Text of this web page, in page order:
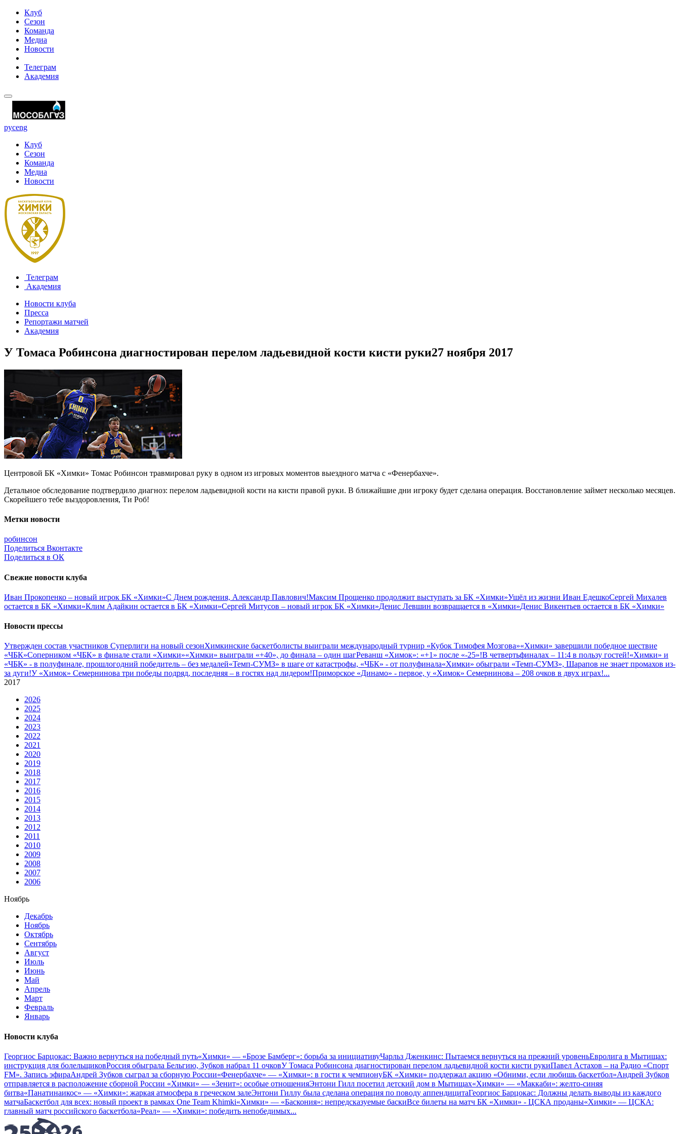
Клуб
Сезон
Команда
Медиа
Новости
Телеграм
Академия
русeng
Клуб
Сезон
Команда
Медиа
Новости
Телеграм
Академия
Новости клуба
Пресса
Репортажи матчей
Академия
У Томаса Робинсона диагностирован перелом ладьевидной кости кисти руки27 ноября 2017
Центровой БК «Химки» Томас Робинсон травмировал руку в одном из игровых моментов выездного матча с «Фенербахче».
Детальное обследование подтвердило диагноз: перелом ладьевидной кости на кисти правой руки. В ближайшие дни игроку будет сделана операция. Восстановление займет несколько месяцев.
Скорейшего тебе выздоровления, Ти Роб!
Метки новости
робинсон
Поделиться Вконтакте
Поделиться в ОК
Свежие новости клуба
Иван Прокопенко – новый игрок БК «Химки»С Днем рождения, Александр Павлович!Максим Прощенко продолжит выступать за БК «Химки»Ушёл из жизни Иван ЕдешкоСергей Михалев
остается в БК «Химки»Клим Адайкин остается в БК «Химки»Сергей Митусов – новый игрок БК «Химки»Денис Левшин возвращается в «Химки»Денис Викентьев остается в БК «Химки»
Новости прессы
Утвержден состав участников Cуперлиги на новый сезонХимкинские баскетболисты выиграли международный турнир «Кубок Тимофея Мозгова»«Химки» завершили победное шествие
«ЧБК»Соперником «ЧБК» в финале стали «Химки»«Химки» выиграли «+40», до финала – один шагРеванш «Химок»: «+1» после «-25»!В четвертьфиналах – 11:4 в пользу гостей!«Химки» и
«ЧБК» - в полуфинале, прошлогодний победитель – без медалей«Темп-СУМЗ» в шаге от катастрофы, «ЧБК» - от полуфинала«Химки» обыграли «Темп-СУМЗ», Шарапов не знает промахов из-
за дуги!У «Химок» Семернинова три победы подряд, последняя – в гостях над лидером!Приморское «Динамо» - первое, у «Химок» Семернинова – 208 очков в двух играх!...
2017
2026
2025
2024
2023
2022
2021
2020
2019
2018
2017
2016
2015
2014
2013
2012
2011
2010
2009
2008
2007
2006
Ноябрь
Декабрь
Ноябрь
Октябрь
Сентябрь
Август
Июль
Июнь
Май
Апрель
Март
Февраль
Январь
Новости клуба
Георгиос Барцокас: Важно вернуться на победный путь«Химки» — «Брозе Бамберг»: борьба за инициативуЧарльз Дженкинс: Пытаемся вернуться на прежний уровеньЕвролига в Мытищах:
инструкция для болельщиковРоссия обыграла Бельгию, Зубков набрал 11 очковУ Томаса Робинсона диагностирован перелом ладьевидной кости кисти рукиПавел Астахов – на Радио «Спорт
FM». Запись эфираАндрей Зубков сыграл за сборную России«Фенербахче» — «Химки»: в гости к чемпионуБК «Химки» поддержал акцию «Обними, если любишь баскетбол»Андрей Зубков
отправляется в расположение сборной России «Химки» — «Зенит»: особые отношенияЭнтони Гилл посетил детский дом в Мытищах«Химки» — «Маккаби»: желто-синяя
битва«Панатинаикос» — «Химки»: жаркая атмосфера в греческом залеЭнтони Гиллу была сделана операция по поводу аппендицитаГеоргиос Барцокас: Должны делать выводы из каждого
матчаБаскетбол для всех: новый проект в рамках One Team Khimki«Химки» — «Баскония»: непредсказуемые баскиВсе билеты на матч БК «Химки» - ЦСКА проданы«Химки» — ЦСКА:
главный матч российского баскетбола«Реал» — «Химки»: победить непобедимых...